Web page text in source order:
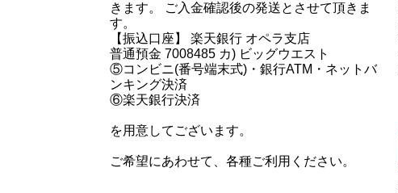
きます。 ご入金確認後の発送とさせて頂きま
す。
【振込口座】 楽天銀行 オペラ支店
普通預金 7008485 カ) ビッグウエスト
⑤コンビニ(番号端末式)・銀行ATM・ネットバ
ンキング決済
⑥楽天銀行決済
を用意してございます。
ご希望にあわせて、各種ご利用ください。